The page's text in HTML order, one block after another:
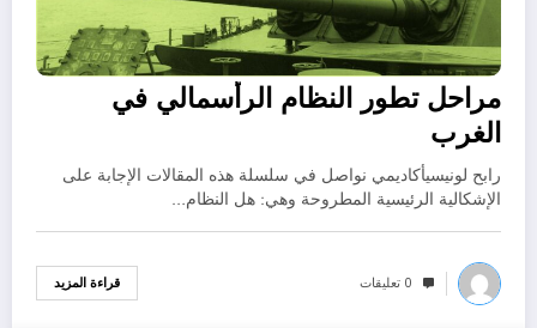
مراحل تطور النظام الرأسمالي في
الغرب
رابح لونيسيأكاديمي نواصل في سلسلة هذه المقالات الإجابة على
الإشكالية الرئيسية المطروحة وهي: هل النظام…
0 تعليقات قراءة المزيد